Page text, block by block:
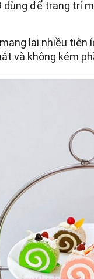
để trang trí
lại nhiều
và không kém